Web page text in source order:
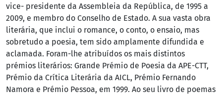
vice- presidente da Assembleia da República, de 1995 a
2009, e membro do Conselho de Estado. A sua vasta obra
literária, que inclui o romance, o conto, o ensaio, mas
sobretudo a poesia, tem sido amplamente difundida e
aclamada. Foram-lhe atribuídos os mais distintos
prémios literários: Grande Prémio de Poesia da APE-CTT,
Prémio da Crítica Literária da AICL, Prémio Fernando
Namora e Prémio Pessoa, em 1999. Ao seu livro de poemas